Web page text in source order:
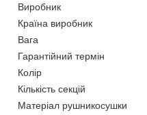
Виробник
Країна виробник
Вага
Гарантійний термін
Колір
Кількість секцій
Матеріал рушникосушки